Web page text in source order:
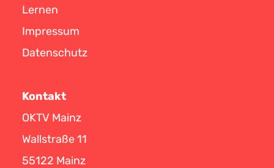
Lernen
Impressum
Datenschutz
Kontakt
OKTV Mainz
Wallstraße 11
55122 Mainz